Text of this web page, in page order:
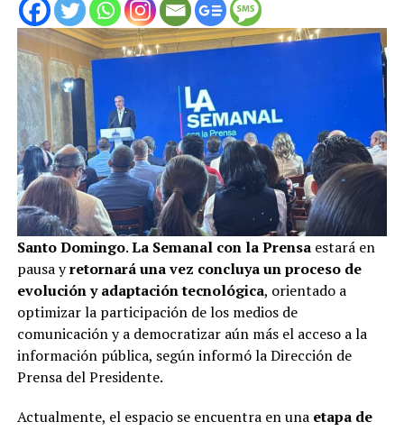
Santo Domingo.La Semanal con la Prensaestará en
pausa yretornará una vez concluya un proceso de
evolución y adaptación tecnológica, orientado a
optimizar la participación de los medios de
comunicación y a democratizar aún más el acceso a la
información pública, según informó la Dirección de
Prensa del Presidente.
Actualmente, el espacio se encuentra en una etapa de